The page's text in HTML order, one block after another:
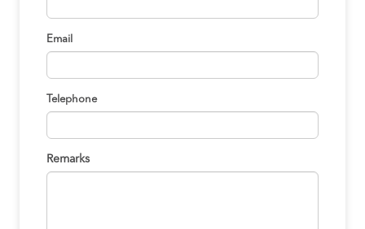
Email
Telephone
Remarks